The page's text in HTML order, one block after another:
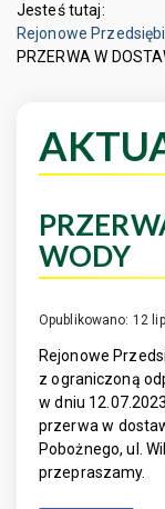
Jesteś tutaj:
Rejonowe
PRZERWA W
WODY
Opublikowano: 12
Rejonowe
z ograniczoną
w dniu
przerwa w
Pobożnego, ul.
przepraszamy.